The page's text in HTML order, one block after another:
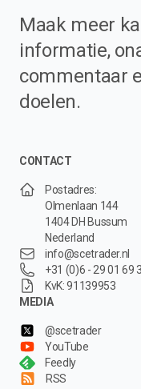
Maak meer
informatie,
commentaar
doelen.
CONTACT
Postadres:
Olmenlaan 144
1404 DH Bussum
Nederland
info@scetrader.nl
+31 (0)6 - 29 01 69
KvK: 91139953
MEDIA
@scetrader
YouTube
Feedly
RSS